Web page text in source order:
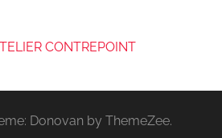
CONTREPOINT
Donovan by ThemeZee.